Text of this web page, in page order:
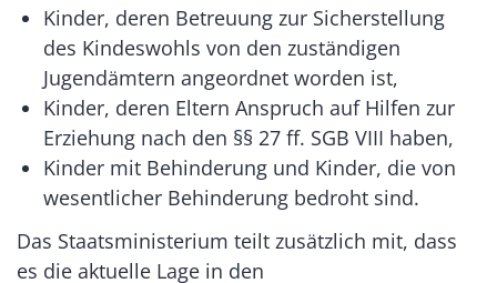
Kinder, deren Betreuung zur Sicherstellung
des Kindeswohls von den zuständigen
Jugendämtern angeordnet worden ist,
Kinder, deren Eltern Anspruch auf Hilfen zur
Erziehung nach den §§ 27 ff. SGB VIII haben,
Kinder mit Behinderung und Kinder, die von
wesentlicher Behinderung bedroht sind.
Das Staatsministerium teilt zusätzlich mit, dass
es die aktuelle Lage in den